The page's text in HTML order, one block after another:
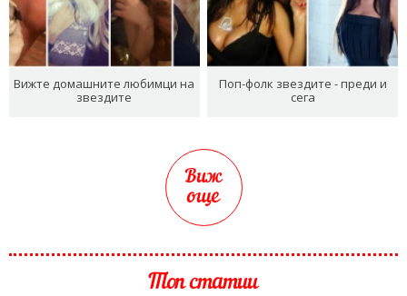
Вижте домашните любимци на
звездите
Поп-фолк звездите - преди и
сега
Виж
още
Топ статии